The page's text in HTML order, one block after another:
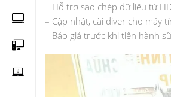
– Hỗ trợ sao chép dữ liệu từ
– Cập nhật, cài diver cho máy
– Báo giá trước khi tiến hành